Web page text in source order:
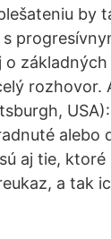
by
alebo
aj tie, ktoré
a tak